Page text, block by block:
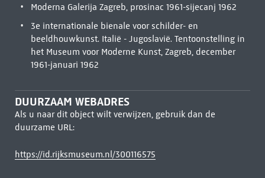
Moderna Galerija Zagreb, prosinac 1961-sijecanj 1962
3e internationale bienale voor schilder- en
beeldhouwkunst. Italië - Jugoslavië. Tentoonstelling in
het Museum voor Moderne Kunst, Zagreb, december
1961-januari 1962
DUURZAAM WEBADRES
Als u naar dit object wilt verwijzen, gebruik dan de
duurzame URL:
https://id.rijksmuseum.nl/300116575